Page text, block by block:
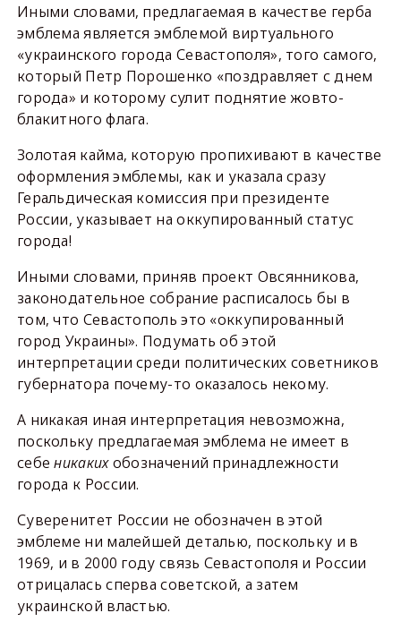
Иными словами, предлагаемая в качестве герба
эмблема является эмблемой виртуального
«украинского города Севастополя», того самого,
который Петр Порошенко «поздравляет с днем
города» и которому сулит поднятие жовто-
блакитного флага.
Золотая кайма, которую пропихивают в качестве
оформления эмблемы, как и указала сразу
Геральдическая комиссия при президенте
России, указывает на оккупированный статус
города!
Иными словами, приняв проект Овсянникова,
законодательное собрание расписалось бы в
том, что Севастополь это «оккупированный
город Украины». Подумать об этой
интерпретации среди политических советников
губернатора почему-то оказалось некому.
А никакая иная интерпретация невозможна,
поскольку предлагаемая эмблема не имеет в
себеникакихобозначений принадлежности
города к России.
Суверенитет России не обозначен в этой
эмблеме ни малейшей деталью, поскольку и в
1969, и в 2000 году связь Севастополя и России
отрицалась сперва советской, а затем
украинской властью.